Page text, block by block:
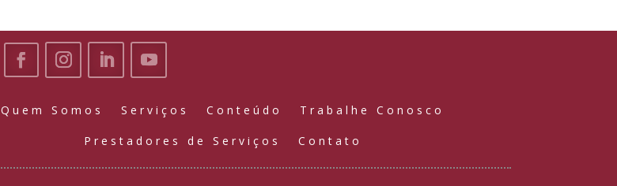
Quem Somos Serviços Conteúdo Trabalhe Conosco
Prestadores de Serviços Contato